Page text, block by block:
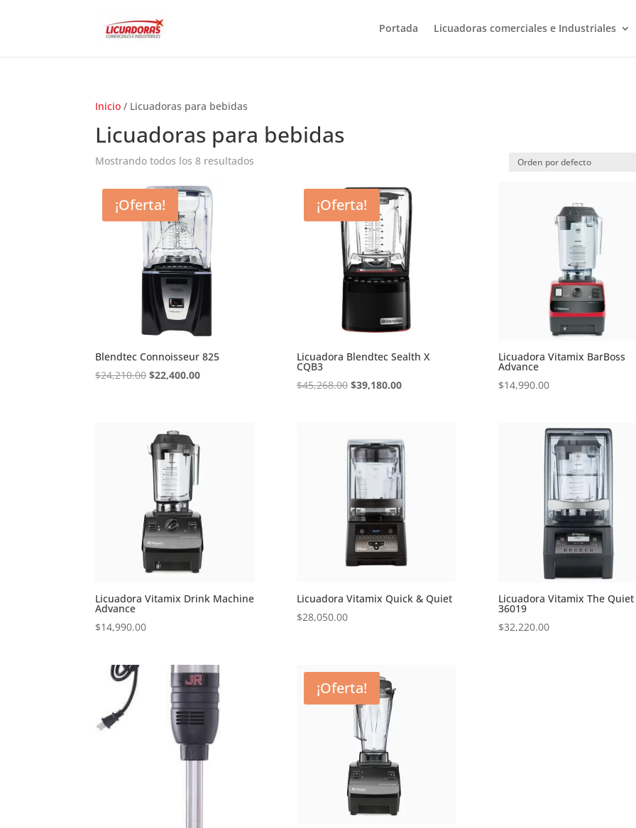
Portada Licuadoras comerciales e Industriales
Inicio / Licuadoras para bebidas
Licuadoras para bebidas
Mostrando todos los 8 resultados
¡Oferta!
Blendtec Connoisseur 825
$24,210.00Original
$22,400.00Current
¡Oferta!
Licuadora Blendtec Sealth X
CQB3
$45,268.00 Original
$39,180.00Current
Licuadora Vitamix BarBoss
Advance
$14,990.00
Licuadora Vitamix Drink Machine
Advance
$14,990.00
Licuadora Vitamix Quick & Quiet
$28,050.00
Licuadora Vitamix The Quiet
36019
$32,220.00
¡Oferta!